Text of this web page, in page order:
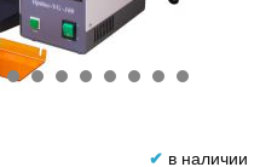
✔ в наличии